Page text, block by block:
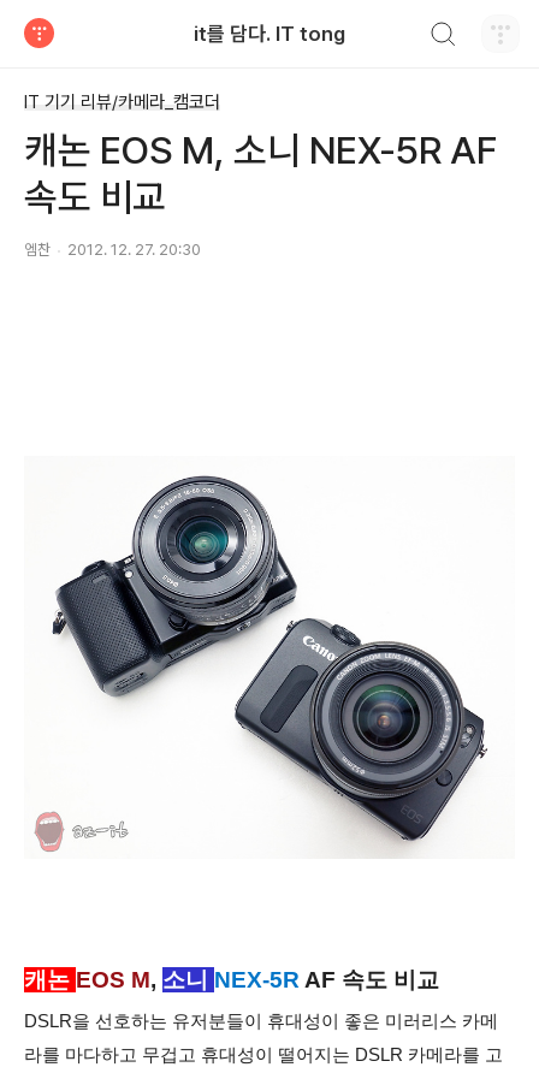
it를 담다. IT tong
IT 기기 리뷰/카메라_캠코더
캐논 EOS M, 소니 NEX-5R AF
속도 비교
엠찬 2012. 12. 27. 20:30
캐논 EOS M, 소니 NEX-5R AF 속도 비교
DSLR을 선호하는 유저분들이 휴대성이 좋은 미러리스 카메
라를 마다하고 무겁고 휴대성이 떨어지는 DSLR 카메라를 고